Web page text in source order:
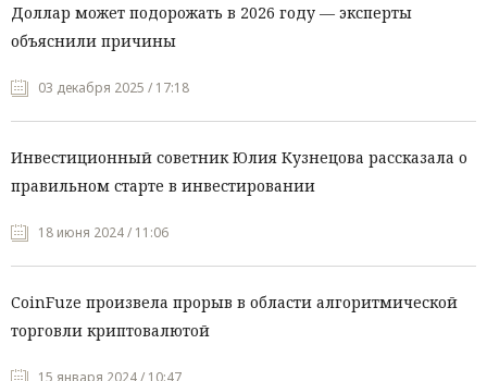
Доллар может подорожать в 2026 году — эксперты
объяснили причины
03 декабря 2025 / 17:18
Инвестиционный советник Юлия Кузнецова рассказала о
правильном старте в инвестировании
18 июня 2024 / 11:06
CoinFuze произвела прорыв в области алгоритмической
торговли криптовалютой